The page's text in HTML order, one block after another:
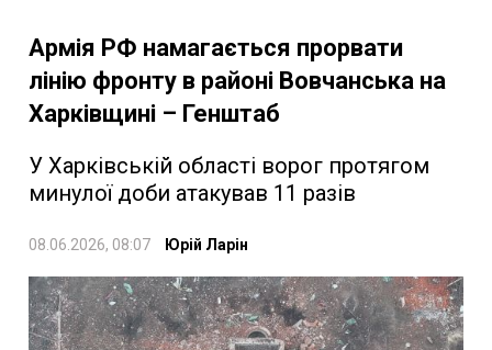
Армія РФ намагається прорвати
лінію фронту в районі Вовчанська на
Харківщині – Генштаб
У Харківській області ворог протягом
минулої доби атакував 11 разів
08.06.2026, 08:07 Юрій Ларін